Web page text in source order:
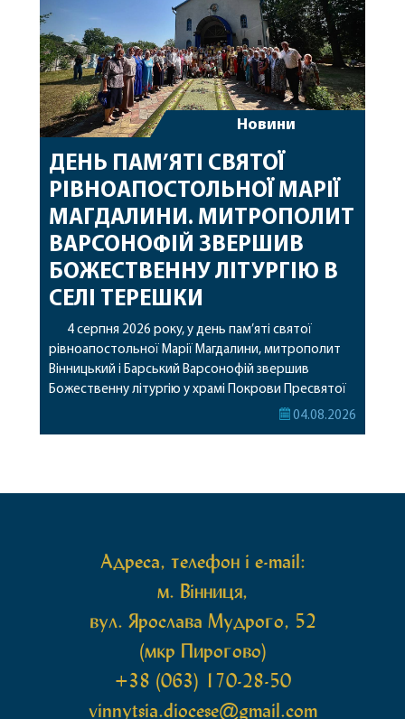
Новини
ДЕНЬ ПАМ’ЯТІ СВЯТОЇ
РІВНОАПОСТОЛЬНОЇ МАРІЇ
МАГДАЛИНИ. МИТРОПОЛИТ
ВАРСОНОФІЙ ЗВЕРШИВ
БОЖЕСТВЕННУ ЛІТУРГІЮ В
СЕЛІ ТЕРЕШКИ
4 серпня 2026 року, у день пам’яті святої
рівноапостольної Марії Магдалини, митрополит
Вінницький і Барський Варсонофій звершив
Божественну літургію у храмі Покрови Пресвятої
Богородиці села Терешки Барського благочиння.
04.08.2026
Адреса, телефон і e-mail:
м. Вінниця,
вул. Ярослава Мудрого, 52
(мкр Пирогово)
+38 (063) 170-28-50
vinnytsia.diocese@gmail.com